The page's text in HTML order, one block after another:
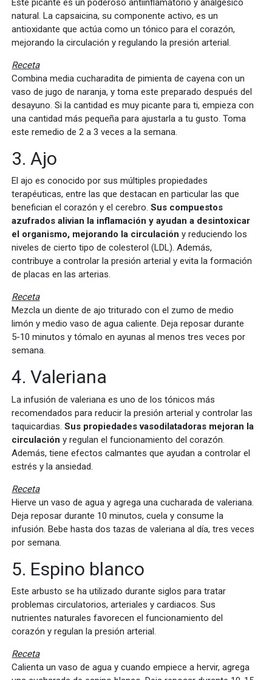
Este picante es un poderoso antiinflamatorio y analgésico
natural. La capsaicina, su componente activo, es un
antioxidante que actúa como un tónico para el corazón,
mejorando la circulación y regulando la presión arterial.
Receta
Combina media cucharadita de pimienta de cayena con un
vaso de jugo de naranja, y toma este preparado después del
desayuno. Si la cantidad es muy picante para ti, empieza con
una cantidad más pequeña para ajustarla a tu gusto. Toma
este remedio de 2 a 3 veces a la semana.
3. Ajo
El ajo es conocido por sus múltiples propiedades
terapéuticas, entre las que destacan en particular las que
benefician el corazón y el cerebro.Sus compuestos
azufrados alivian la inflamación y ayudan a desintoxicar
el organismo, mejorando la circulación y reduciendo los
niveles de cierto tipo de colesterol (LDL). Además,
contribuye a controlar la presión arterial y evita la formación
de placas en las arterias.
Receta
Mezcla un diente de ajo triturado con el zumo de medio
limón y medio vaso de agua caliente. Deja reposar durante
5-10 minutos y tómalo en ayunas al menos tres veces por
semana.
4. Valeriana
La infusión de valeriana es uno de los tónicos más
recomendados para reducir la presión arterial y controlar las
taquicardias.Sus propiedades vasodilatadoras mejoran la
circulación y regulan el funcionamiento del corazón.
Además, tiene efectos calmantes que ayudan a controlar el
estrés y la ansiedad.
Receta
Hierve un vaso de agua y agrega una cucharada de valeriana.
Deja reposar durante 10 minutos, cuela y consume la
infusión. Bebe hasta dos tazas de valeriana al día, tres veces
por semana.
5. Espino blanco
Este arbusto se ha utilizado durante siglos para tratar
problemas circulatorios, arteriales y cardiacos. Sus
nutrientes naturales favorecen el funcionamiento del
corazón y regulan la presión arterial.
Receta
Calienta un vaso de agua y cuando empiece a hervir, agrega